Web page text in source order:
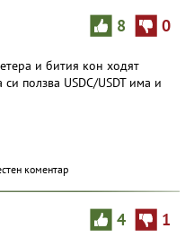
8 0
и бития кон ходят
ползва USDC/USDT има и
коментар
4 1